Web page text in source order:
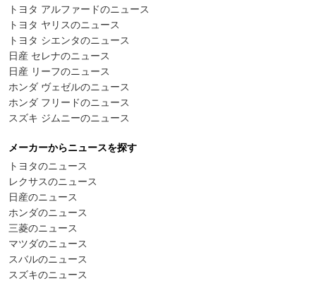
トヨタ アルファードのニュース
トヨタ ヤリスのニュース
トヨタ シエンタのニュース
日産 セレナのニュース
日産 リーフのニュース
ホンダ ヴェゼルのニュース
ホンダ フリードのニュース
スズキ ジムニーのニュース
メーカーからニュースを探す
トヨタのニュース
レクサスのニュース
日産のニュース
ホンダのニュース
三菱のニュース
マツダのニュース
スバルのニュース
スズキのニュース